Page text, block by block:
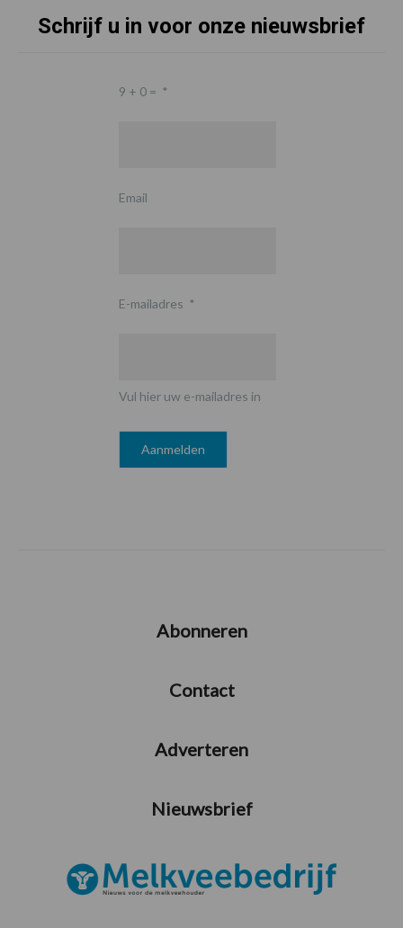
Schrijf u in voor onze nieuwsbrief
9 + 0 = *
Email
E-mailadres *
Vul hier uw e-mailadres in
Abonneren
Contact
Adverteren
Nieuwsbrief